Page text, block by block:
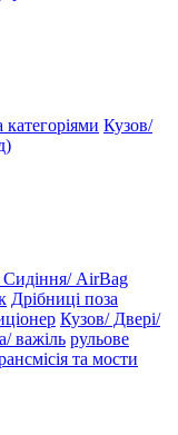
категоріями Кузов/
Сидіння/ AirBag
Дрібниці поза
Кузов/ Двері/
важіль рульове
та мости